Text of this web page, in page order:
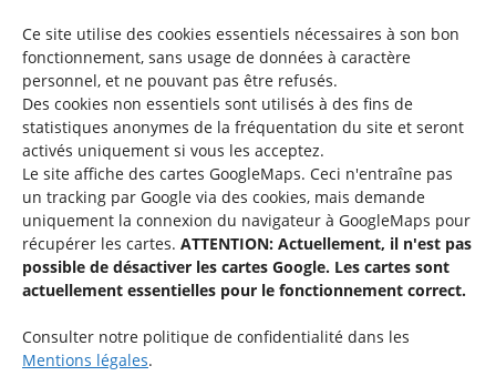
Ce site utilise des cookies essentiels nécessaires à son bon
fonctionnement, sans usage de données à caractère
personnel, et ne pouvant pas être refusés.
Des cookies non essentiels sont utilisés à des fins de
statistiques anonymes de la fréquentation du site et seront
activés uniquement si vous les acceptez.
Le site affiche des cartes GoogleMaps. Ceci n'entraîne pas
un tracking par Google via des cookies, mais demande
uniquement la connexion du navigateur à GoogleMaps pour
récupérer les cartes. ATTENTION: Actuellement, il n'est pas
possible de désactiver les cartes Google. Les cartes sont
actuellement essentielles pour le fonctionnement correct.
Consulter notre politique de confidentialité dans les
Mentions légales.
Une offre du
Service national de la jeunesse
48-50 rue Charles Martel